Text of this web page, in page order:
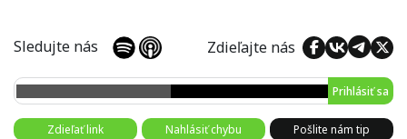
Sledujte nás Zdieľajte nás
Prihlásiť sa
Zdieľať link Nahlásiť chybu Pošlite nám tip